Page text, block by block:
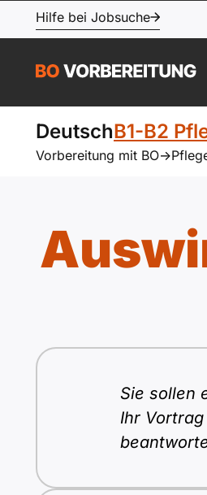
Hilfe bei Jobsuche
DeutschB1-B2
Vorbereitung mit BO->
Sie sollen
Ihr